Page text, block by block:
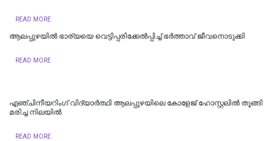
READ MORE
ആലപ്പുഴയിൽ ഭാര്യയെ വെട്ടിപ്പരിക്കേൽപ്പിച്ച് ഭർത്താവ് ജീവനൊടുക്കി
READ MORE
എഞ്ചിനീയറിം​ഗ് വിദ്യാർത്ഥി ആലപ്പുഴയിലെ കോളേജ് ഹോസ്റ്റലിൽ തൂങ്ങി
മരിച്ച നിലയില്‍
READ MORE